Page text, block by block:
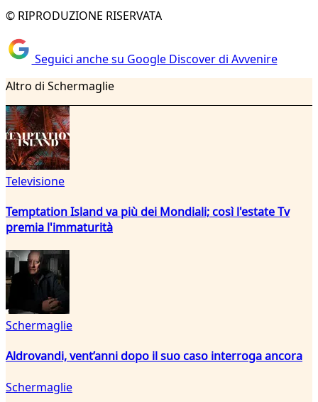
© RIPRODUZIONE RISERVATA
Seguici anche su Google Discover di Avvenire
Altro di Schermaglie
Televisione
Temptation Island va più dei Mondiali; così l'estate Tv
premia l'immaturità
Schermaglie
Aldrovandi, vent’anni dopo il suo caso interroga ancora
Schermaglie